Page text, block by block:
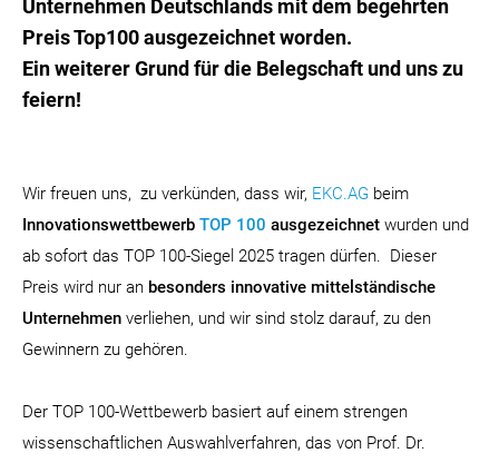
Unternehmen Deutschlands mit dem begehrten
Preis Top100 ausgezeichnet worden.
Ein weiterer Grund für die Belegschaft und uns zu
feiern!
Wir freuen uns, zu verkünden, dass wir, EKC.AG beim
Innovationswettbewerb TOP 100 ausgezeichnet wurden und
ab sofort das TOP 100-Siegel 2025 tragen dürfen. Dieser
Preis wird nur an besonders innovative mittelständische
Unternehmen verliehen, und wir sind stolz darauf, zu den
Gewinnern zu gehören.
Der TOP 100-Wettbewerb basiert auf einem strengen
wissenschaftlichen Auswahlverfahren, das von Prof. Dr.